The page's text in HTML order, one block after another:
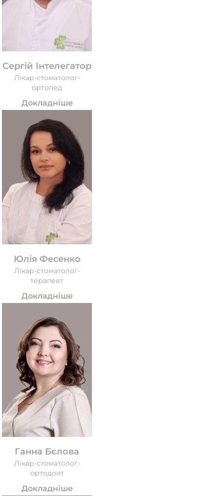
Сергій Інтелегатор
Лікар-стоматолог-
ортопед
Докладніше
Юлія Фесенко
Лікар-стоматолог-
терапевт
Докладніше
Ганна Бєлова
Лікар-стоматолог-
ортодонт
Докладніше